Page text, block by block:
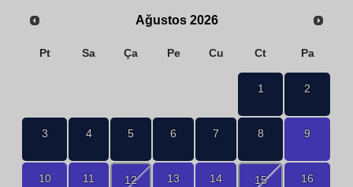
Ağustos 2026
Pt Sa Ça Pe Cu Ct Pa
1 2
3 4 5 6 7 8 9
10 11 12 13 14 15 16